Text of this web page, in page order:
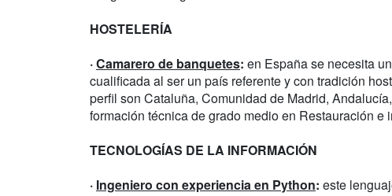
HOSTELERÍA
·Camarero de banquetes: en España se necesita
cualificada al ser un país referente y con tradición
perfil son Cataluña, Comunidad de Madrid,
formación técnica de grado medio en Restauración e
TECNOLOGÍAS DE LA INFORMACIÓN
· Ingeniero con experiencia en Python: este